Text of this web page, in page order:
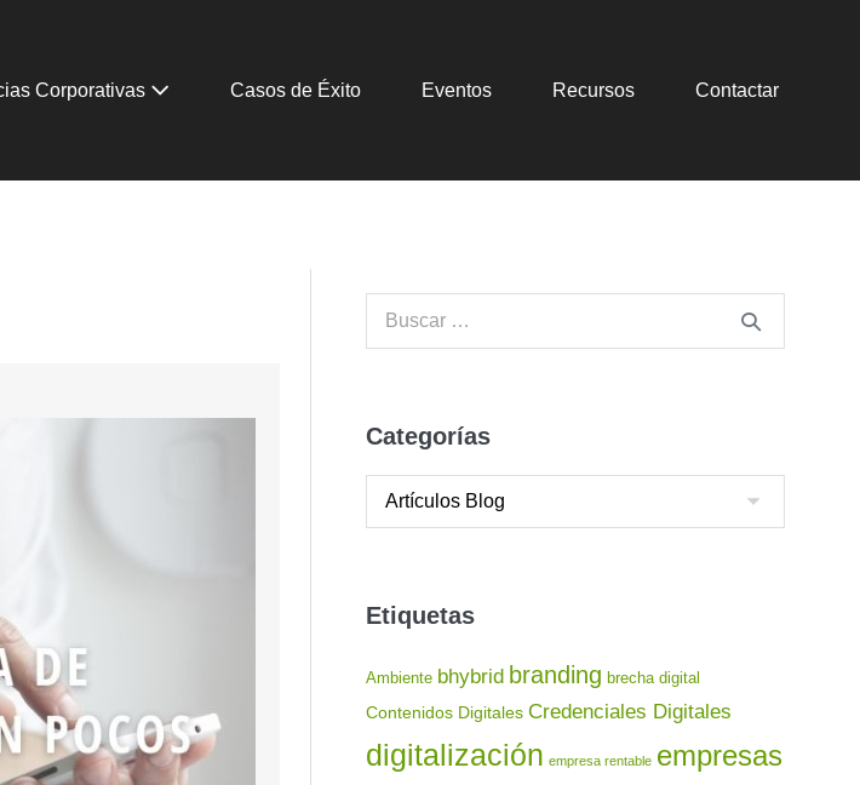
Corporativas Casos de Éxito Eventos Recursos Contactar
Categorías
Etiquetas
Ambiente bhybrid branding brecha digital
Contenidos Digitales Credenciales Digitales
digitalización empresa rentable empresas